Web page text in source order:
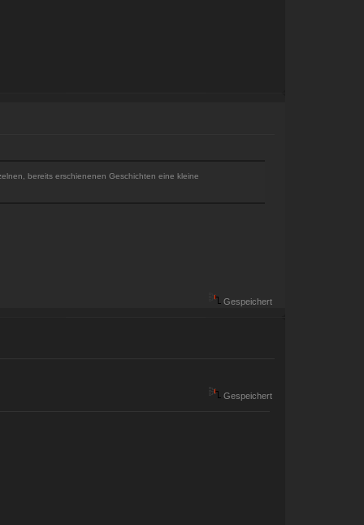
bereits erschienenen Geschichten eine kleine
Gespeichert
Gespeichert